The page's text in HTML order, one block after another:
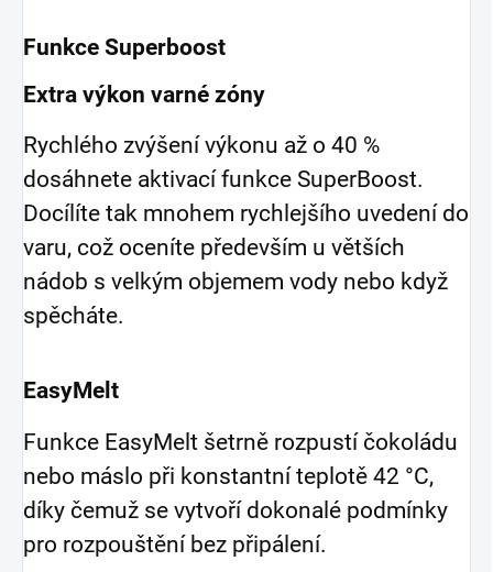
Funkce Superboost
Extra výkon varné zóny
Rychlého zvýšení výkonu až o 40 %
dosáhnete aktivací funkce SuperBoost.
Docílíte tak mnohem rychlejšího uvedení do
varu, což oceníte především u větších
nádob s velkým objemem vody nebo když
spěcháte.
EasyMelt
Funkce EasyMelt šetrně rozpustí čokoládu
nebo máslo při konstantní teplotě 42 °C,
díky čemuž se vytvoří dokonalé podmínky
pro rozpouštění bez připálení.